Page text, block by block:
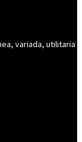
variada, utilitaria